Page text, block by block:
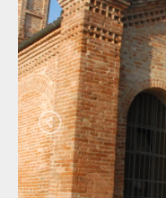
ACCUEIL
BÉNÉVOLES
CONTACTS
PRESS